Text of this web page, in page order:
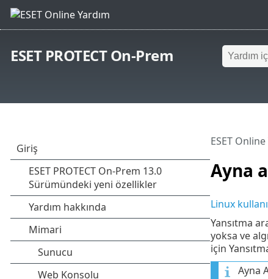
ESET PROTECT On-Prem
Ayna
ESET Online
Linux
Yansıtma
yoksa ve
için
Ayna